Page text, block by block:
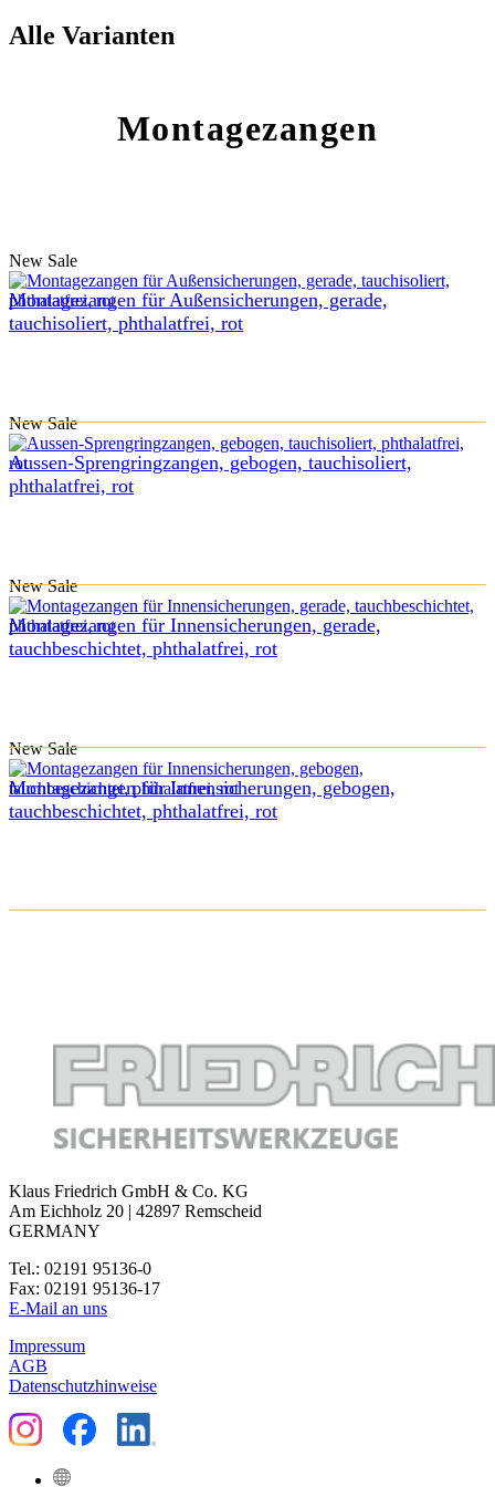
Alle Varianten
Montagezangen
New Sale
Montagezangen für Außensicherungen, gerade,
tauchisoliert, phthalatfrei, rot
New Sale
Aussen-Sprengringzangen, gebogen, tauchisoliert,
phthalatfrei, rot
New Sale
Montagezangen für Innensicherungen, gerade,
tauchbeschichtet, phthalatfrei, rot
New Sale
Montagezangen für Innensicherungen, gebogen,
tauchbeschichtet, phthalatfrei, rot
Klaus Friedrich GmbH & Co. KG
Am Eichholz 20 | 42897 Remscheid
GERMANY
Tel.: 02191 95136-0
Fax: 02191 95136-17
E-Mail an uns
Impressum
AGB
Datenschutzhinweise